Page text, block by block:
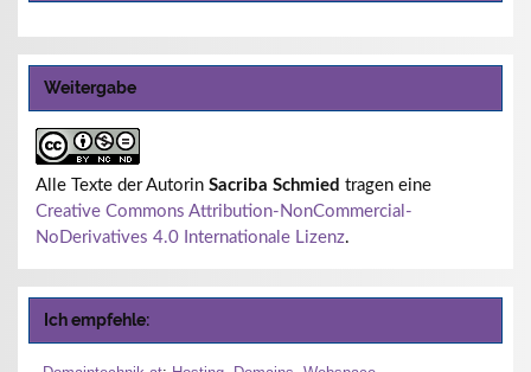
Weitergabe
Alle Texte der AutorinSacriba Schmied tragen eine
Creative Commons Attribution-NonCommercial-
NoDerivatives 4.0 Internationale Lizenz.
Ich empfehle: